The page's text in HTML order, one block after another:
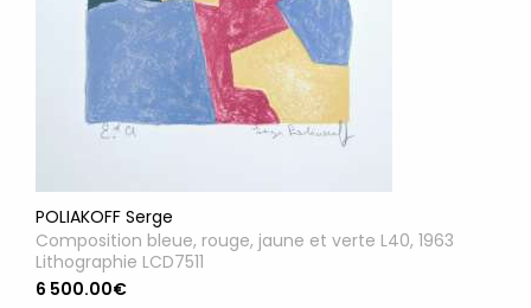
POLIAKOFF Serge
Composition bleue, rouge, jaune et verte L40, 1963
Lithographie LCD7511
6 500.00€